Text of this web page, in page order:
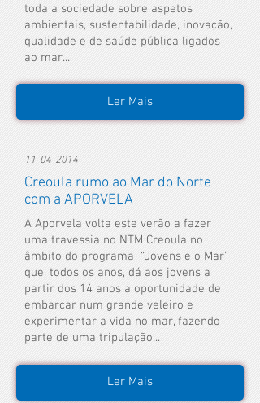
toda a sociedade sobre aspetos
ambientais, sustentabilidade, inovação,
qualidade e de saúde pública ligados
ao mar...
Ler Mais
11-04-2014
Creoula rumo ao Mar do Norte
com a APORVELA
A Aporvela volta este verão a fazer
uma travessia no NTM Creoula no
âmbito do programa “Jovens e o Mar”
que, todos os anos, dá aos jovens a
partir dos 14 anos a oportunidade de
embarcar num grande veleiro e
experimentar a vida no mar, fazendo
parte de uma tripulação...
Ler Mais